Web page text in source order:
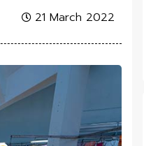
21 March 2022